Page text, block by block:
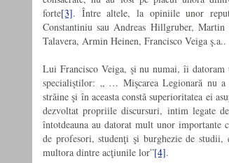
forte[3]. Între altele, la opiniile unor
Constantiniu sau Andreas Hillgruber,
Talavera, Armin Heinen, Francisco Veiga ş.a..
Lui Francisco Veiga, şi nu numai, îi datoram
specialiştilor: „ … Mişcarea Legionară nu a
străine şi în aceasta constă superioritatea ei
dezvoltat propriile discursuri, intim legate
întotdeauna au datorat mult unor
de profesori, studenţi şi burghezie de
multora dintre acţiunile lor”[4].